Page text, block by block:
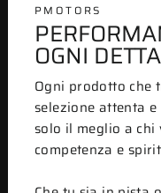
PMOTORS
OGNI
Ogni prodotto che
selezione attenta
solo il meglio a chi
competenza e